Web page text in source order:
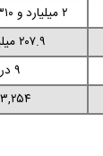
۲ میلیارد و ۳۱۰ میلیون سهم
۲۰۷.۹ میلیون سهم
۹ درصد
۱۳,۲۵۴